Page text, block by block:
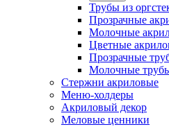
Трубы из
Прозрачные
Молочные
Цветные
Прозрачные
Молочные
Стержни акриловые
Меню-холдеры
Акриловый декор
Меловые ценники